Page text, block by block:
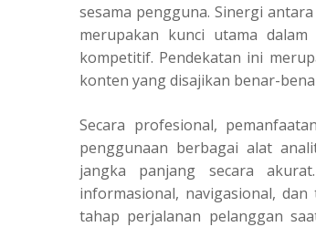
sesama pengguna. Sinergi
merupakan kunci utama
kompetitif. Pendekatan ini
konten yang disajikan benar-
Secara profesional,
penggunaan berbagai alat
jangka panjang secara
informasional, navigasional,
tahap perjalanan pelanggan